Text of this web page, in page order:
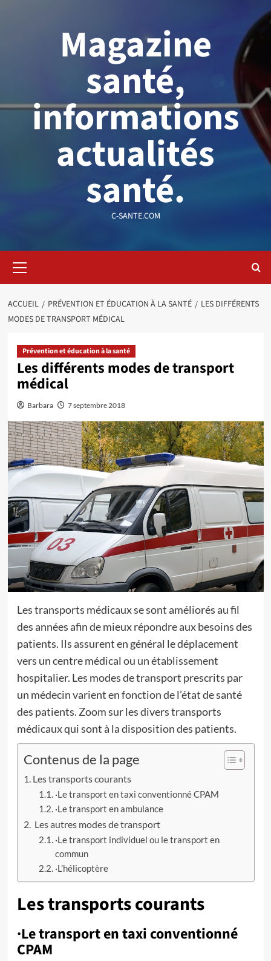
Magazine
santé,
informations
actualités
santé.
C-SANTE.COM
principal
ACCUEIL PRÉVENTION ET ÉDUCATION À LA SANTÉ
LES DIFFÉRENTS
MODES DE TRANSPORT MÉDICAL
Prévention et éducation à la santé
Les différents modes de transport
médical
Barbara 7 septembre 2018
Les transports médicaux se sont améliorés au fil
des années afin de mieux répondre aux besoins des
patients. Ils assurent en général le déplacement
vers un centre médical ou un établissement
hospitalier. Les modes de transport prescrits par
un médecin varient en fonction de l’état de santé
des patients. Zoom sur les divers transports
médicaux qui sont à la disposition des patients.
Contenus de la page
Les transports courants
·Le transport en taxi conventionné CPAM
·Le transport en ambulance
Les autres modes de transport
·Le transport individuel ou le transport en
commun
·L’hélicoptère
Les transports courants
·Le transport en taxi conventionné
CPAM